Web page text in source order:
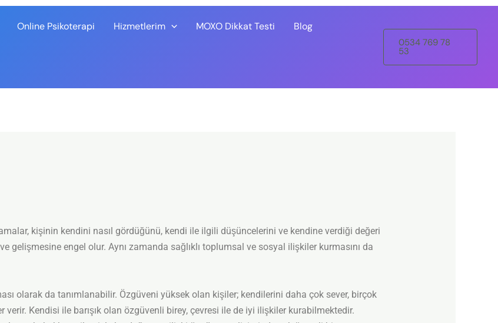
Online Psikoterapi Hizmetlerim MOXO Dikkat Testi Blog
0534 769 78
53
kişinin kendini nasıl gördüğünü, kendi ile ilgili düşüncelerini ve kendine verdiği değeri
ve gelişmesine engel olur. Aynı zamanda sağlıklı toplumsal ve sosyal ilişkiler kurmasını da
olarak da tanımlanabilir. Özgüveni yüksek olan kişiler; kendilerini daha çok sever, birçok
Kendisi ile barışık olan özgüvenli birey, çevresi ile de iyi ilişkiler kurabilmektedir.